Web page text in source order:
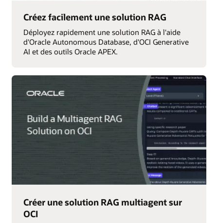
Créez facilement une solution RAG
Déployez rapidement une solution RAG à l'aide
d'Oracle Autonomous Database, d'OCI Generative
AI et des outils Oracle APEX.
Créer une solution RAG multiagent sur
OCI